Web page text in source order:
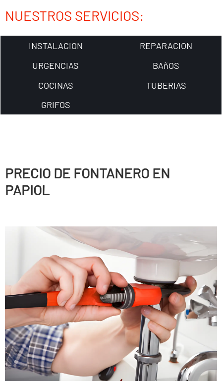
NUESTROS SERVICIOS:
INSTALACION
REPARACION
URGENCIAS
BAñOS
COCINAS
TUBERIAS
GRIFOS
PRECIO DE FONTANERO EN
PAPIOL